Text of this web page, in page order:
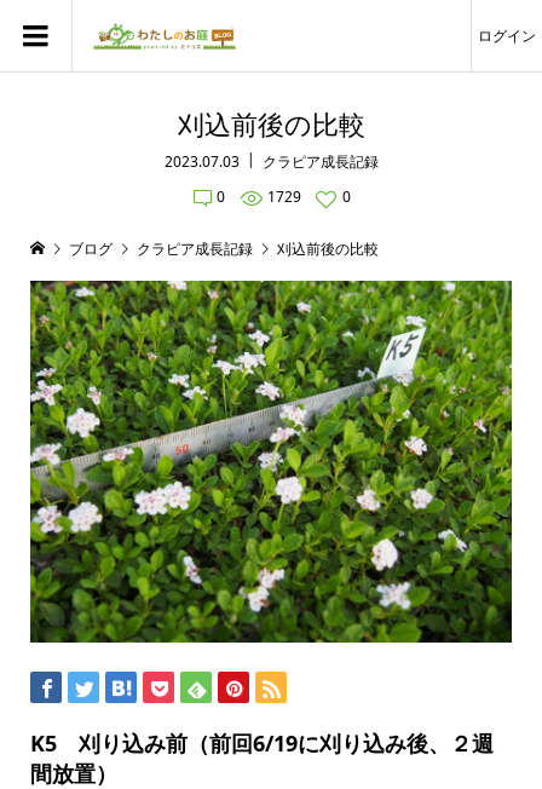
ログイン
刈込前後の比較
2023.07.03
クラピア成長記録
0
1729 0
ブログ クラピア成長記録 刈込前後の比較
K5 刈り込み前（前回6/19に刈り込み後、２週
間放置）